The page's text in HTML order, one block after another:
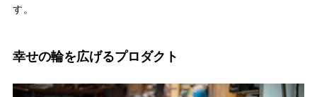
す。
幸せの輪を広げるプロダクト